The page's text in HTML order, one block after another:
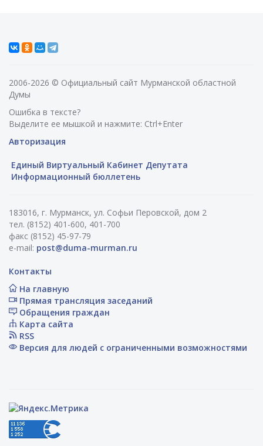
2006-2026 © Официальный сайт Мурманской областной
Думы
Ошибка в тексте?
Выделите ее мышкой и нажмите: Ctrl+Enter
Авторизация
Единый Виртуальный Кабинет Депутата
Информационный бюллетень
183016, г. Мурманск, ул. Софьи Перовской, дом 2
тел. (8152) 401-600, 401-700
факс (8152) 45-97-79
e-mail: post@duma-murman.ru
Контакты
На главную
Прямая трансляция заседаний
Обращения граждан
Карта сайта
RSS
Версия для людей с ограниченными возможностями